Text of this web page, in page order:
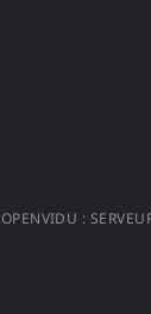
OPENVIDU : SERVEUR DE